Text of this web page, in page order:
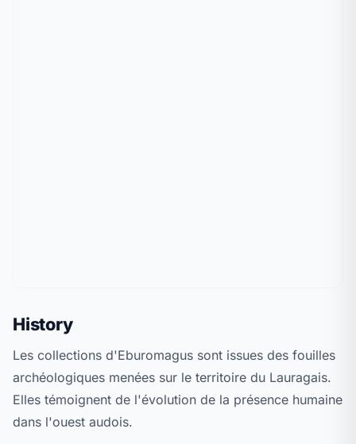
History
Les collections d'Eburomagus sont issues des fouilles
archéologiques menées sur le territoire du Lauragais.
Elles témoignent de l'évolution de la présence humaine
dans l'ouest audois.